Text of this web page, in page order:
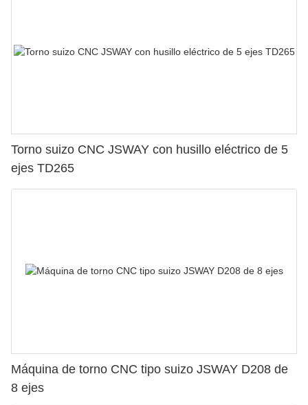
Torno suizo CNC JSWAY con husillo eléctrico de 5
ejes TD265
Máquina de torno CNC tipo suizo JSWAY D208 de
8 ejes